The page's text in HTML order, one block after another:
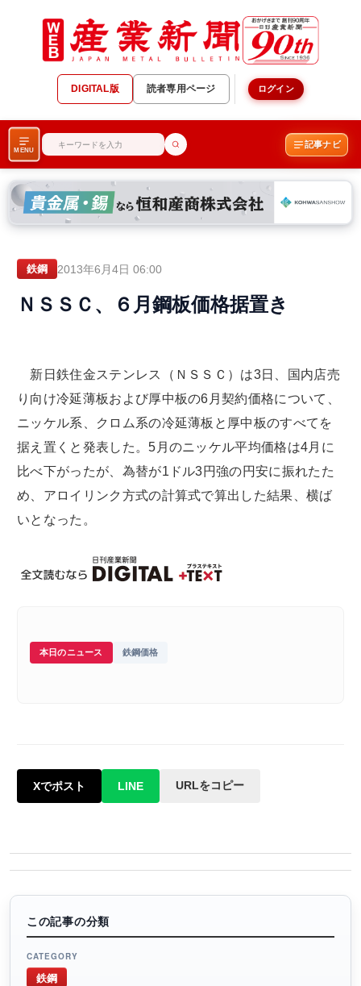
DIGITAL版 読者専用ページ ログイン
MENU
記事ナビ
鉄鋼 2013年6月4日 06:00
ＮＳＳＣ、６月鋼板価格据置き
新日鉄住金ステンレス（ＮＳＳＣ）は3日、国内店売
り向け冷延薄板および厚中板の6月契約価格について、
ニッケル系、クロム系の冷延薄板と厚中板のすべてを
据え置くと発表した。5月のニッケル平均価格は4月に
比べ下がったが、為替が1ドル3円強の円安に振れたた
め、アロイリンク方式の計算式で算出した結果、横ば
いとなった。
本日のニュース 鉄鋼価格
Xでポスト LINE URLをコピー
この記事の分類
CATEGORY
鉄鋼